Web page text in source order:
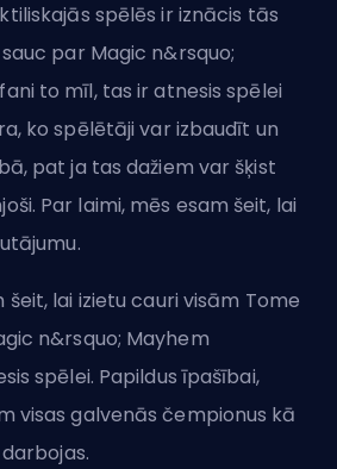
spēlēs ir iznācis tās
par Magic n&rsquo;
to mīl, tas ir atnesis spēlei
ko spēlētāji var izbaudīt un
pat ja tas dažiem var šķist
Par laimi, mēs esam šeit, lai
šeit, lai izietu cauri visām Tome
n&rsquo; Mayhem
spēlei. Papildus īpašībai,
visas galvenāsčempionus kā